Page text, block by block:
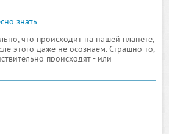
знать
что происходит на нашей планете,
этого даже не осознаем. Страшно то,
происходят - или